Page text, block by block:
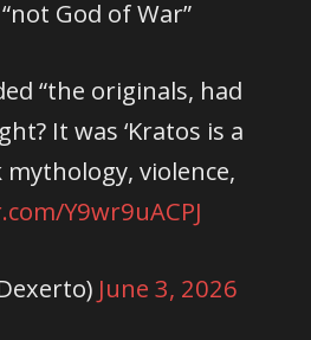
God of War”
“the originals, had
It was ‘Kratos is a
mythology, violence,
Y9wr9uACPJ
June 3, 2026